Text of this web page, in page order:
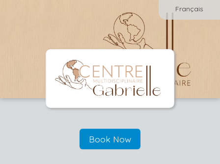
Français
Book Now